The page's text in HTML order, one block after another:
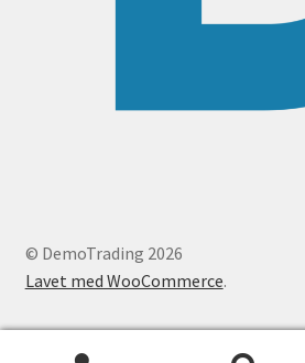
© DemoTrading 2026
Lavet med WooCommerce.